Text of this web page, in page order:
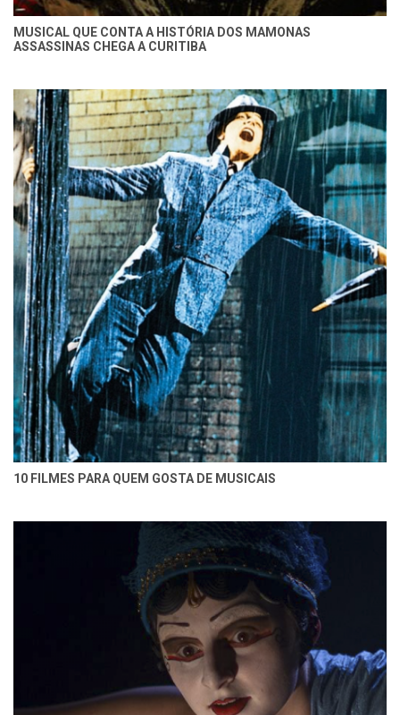
MUSICAL QUE CONTA A HISTÓRIA DOS MAMONAS
ASSASSINAS CHEGA A CURITIBA
10 FILMES PARA QUEM GOSTA DE MUSICAIS